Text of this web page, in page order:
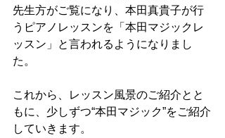
先生方がご覧になり、本田真貴子が行
うピアノレッスンを「本田マジックレ
ッスン」と言われるようになりまし
た。
これから、レッスン風景のご紹介とと
もに、少しずつ“本田マジック”をご紹介
していきます。